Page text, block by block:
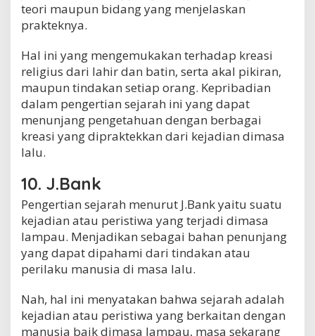
teori maupun bidang yang menjelaskan
prakteknya.
Hal ini yang mengemukakan terhadap kreasi
religius dari lahir dan batin, serta akal pikiran,
maupun tindakan setiap orang. Kepribadian
dalam pengertian sejarah ini yang dapat
menunjang pengetahuan dengan berbagai
kreasi yang dipraktekkan dari kejadian dimasa
lalu.
10. J.Bank
Pengertian sejarah menurut J.Bank yaitu suatu
kejadian atau peristiwa yang terjadi dimasa
lampau. Menjadikan sebagai bahan penunjang
yang dapat dipahami dari tindakan atau
perilaku manusia di masa lalu.
Nah, hal ini menyatakan bahwa sejarah adalah
kejadian atau peristiwa yang berkaitan dengan
manusia baik dimasa lampau, masa sekarang